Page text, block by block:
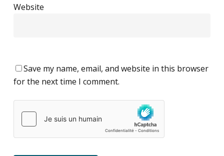
Website
Save my name, email, and website in this browser
for the next time I comment.